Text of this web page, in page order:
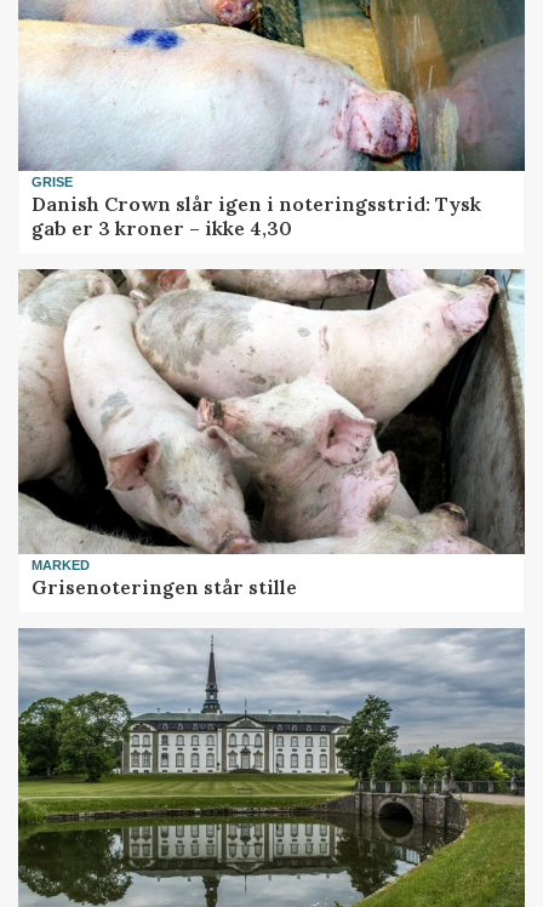
GRISE
Danish Crown slår igen i noteringsstrid: Tysk
gab er 3 kroner – ikke 4,30
MARKED
Grisenoteringen står stille